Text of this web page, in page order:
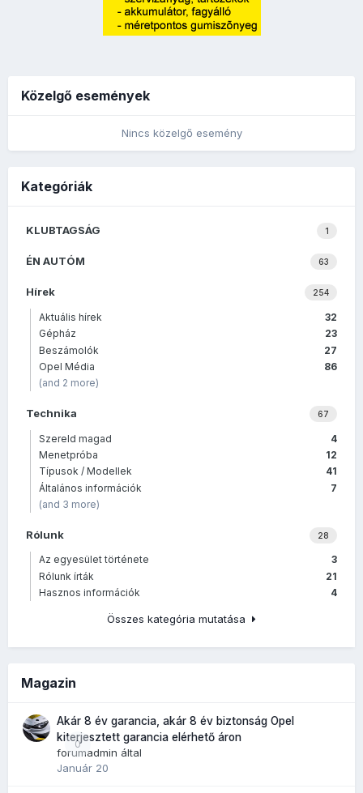
Közelgő események
Nincs közelgő esemény
Kategóriák
1
KLUBTAGSÁG
63
ÉN AUTÓM
254
Hírek
32
Aktuális hírek
23
Gépház
27
Beszámolók
86
Opel Média
(and 2 more)
67
Technika
4
Szereld magad
12
Menetpróba
41
Típusok / Modellek
7
Általános információk
(and 3 more)
28
Rólunk
3
Az egyesület története
21
Rólunk írták
4
Hasznos információk
Összes kategória mutatása
Magazin
0
Akár 8 év garancia, akár 8 év biztonság Opel
kiterjesztett garancia elérhető áron
forumadmin által
Január 20